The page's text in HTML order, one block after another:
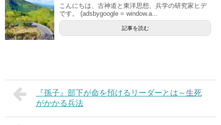
こんにちは、古神道と東洋思想、兵学の研究家ヒデ
です。 (adsbygoogle = window.a...
記事を読む
『孫子』部下が命を預けるリーダーとは～生死
がかかる兵法